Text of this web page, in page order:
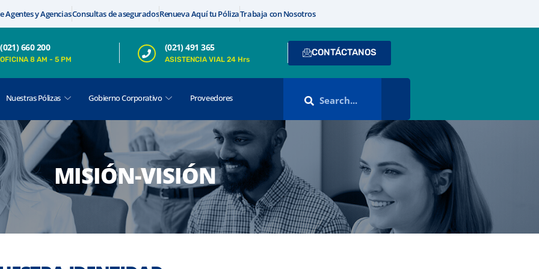
Agentes y AgenciasConsultas de aseguradosRenueva Aquí tu PólizaTrabaja con Nosotros
(021) 660 200
OFICINA 8 AM - 5 PM
(021) 491 365
ASISTENCIA VIAL 24 Hrs
CONTÁCTANOS
Nuestras Pólizas Gobierno Corporativo Proveedores
MISIÓN-VISIÓN